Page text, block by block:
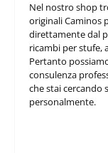
Nel nostro shop
originali Caminos
direttamente dal
ricambi per stufe,
Pertanto
consulenza
che stai cercando
personalmente.